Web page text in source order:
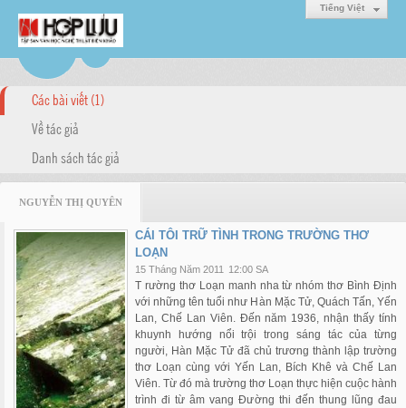
Tiếng Việt
Các bài viết (1)
Về tác giả
Danh sách tác giả
NGUYỄN THỊ QUYÊN
CÁI TÔI TRỮ TÌNH TRONG TRƯỜNG THƠ
LOẠN
15 Tháng Năm 2011 12:00 SA
T rường thơ Loạn manh nha từ nhóm thơ Bình Định
với những tên tuổi như Hàn Mặc Tử, Quách Tấn, Yến
Lan, Chế Lan Viên. Đến năm 1936, nhận thấy tính
khuynh hướng nổi trội trong sáng tác của từng
người, Hàn Mặc Tử đã chủ trương thành lập trường
thơ Loạn cùng với Yến Lan, Bích Khê và Chế Lan
Viên. Từ đó mà trường thơ Loạn thực hiện cuộc hành
trình đi từ âm vang Đường thi đến thung lũng đau